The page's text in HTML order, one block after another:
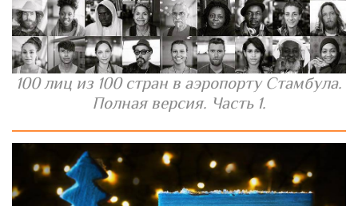
100 лиц из 100 стран в аэропорту Стамбула.
Полная версия. Часть 1.